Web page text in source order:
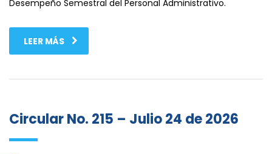
Desempeño Semestral del Personal Administrativo.
LEER MÁS
Circular No. 215 – Julio 24 de 2026